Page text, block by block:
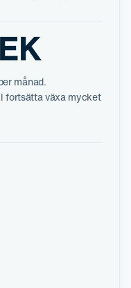
månad.
fortsätta växa mycket